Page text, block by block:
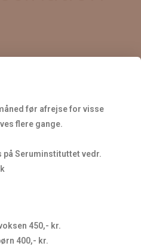
før afrejse for visse
flere gange.
på Seruminstituttet vedr.
450,- kr.
400,- kr.